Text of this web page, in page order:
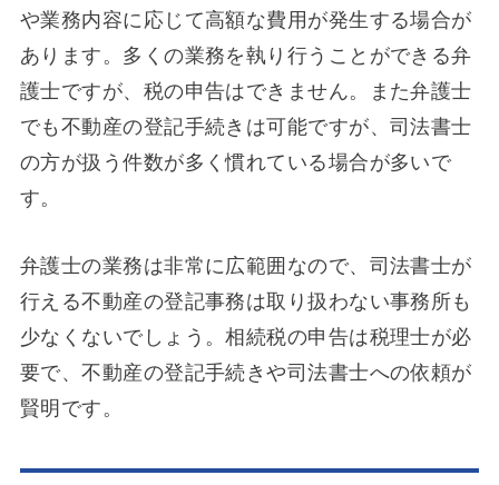
や業務内容に応じて高額な費用が発生する場合が
あります。多くの業務を執り行うことができる弁
護士ですが、税の申告はできません。また弁護士
でも不動産の登記手続きは可能ですが、司法書士
の方が扱う件数が多く慣れている場合が多いで
す。
弁護士の業務は非常に広範囲なので、司法書士が
行える不動産の登記事務は取り扱わない事務所も
少なくないでしょう。相続税の申告は税理士が必
要で、不動産の登記手続きや司法書士への依頼が
賢明です。